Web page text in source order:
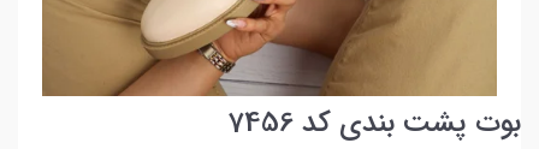
بوت پشت بندی کد 7456